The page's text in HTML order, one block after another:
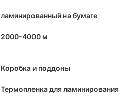
ламинированный на бумаге
2000-4000 м
Коробка и поддоны
Термопленка для ламинирования